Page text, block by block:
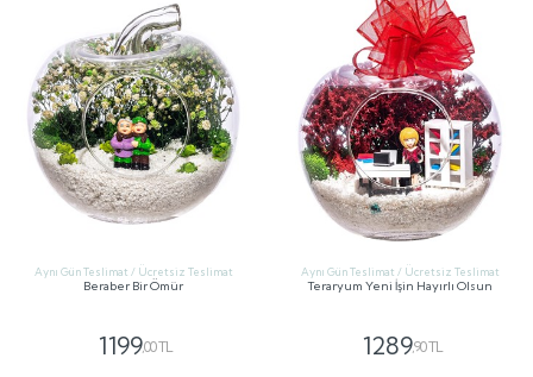
Aynı Gün Teslimat / Ücretsiz Teslimat
Beraber Bir Ömür
1199,00 TL
Aynı Gün Teslimat / Ücretsiz Teslimat
Teraryum Yeni İşin Hayırlı Olsun
1289,90 TL